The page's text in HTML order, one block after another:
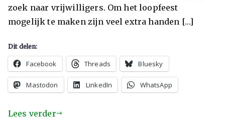
zoek naar vrijwilligers. Om het loopfeest
mogelijk te maken zijn veel extra handen […]
Dit delen:
Facebook Threads Bluesky
Mastodon LinkedIn WhatsApp
Lees verder